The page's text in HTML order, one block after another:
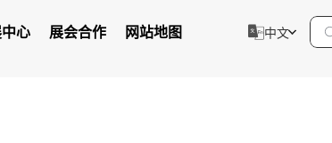
心 展会合作 网站地图 中文